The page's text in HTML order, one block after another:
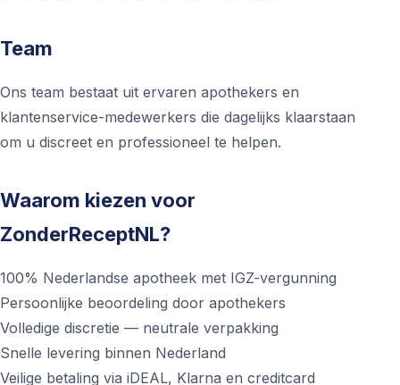
Team
Ons team bestaat uit ervaren apothekers en
klantenservice-medewerkers die dagelijks klaarstaan
om u discreet en professioneel te helpen.
Waarom kiezen voor
ZonderReceptNL?
100% Nederlandse apotheek met IGZ-vergunning
Persoonlijke beoordeling door apothekers
Volledige discretie — neutrale verpakking
Snelle levering binnen Nederland
Veilige betaling via iDEAL, Klarna en creditcard